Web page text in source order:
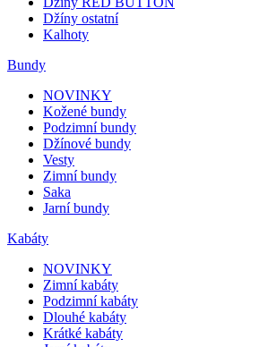
Džíny ostatní
Kalhoty
Bundy
NOVINKY
Kožené bundy
Podzimní bundy
Džínové bundy
Vesty
Zimní bundy
Saka
Jarní bundy
Kabáty
NOVINKY
Zimní kabáty
Podzimní kabáty
Dlouhé kabáty
Krátké kabáty